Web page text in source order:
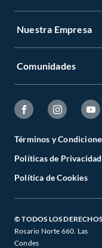
Nuestra Empresa
Comunidades
Términos y
Políticas de Privacidad
Política de Cookies
© TODOS LOS
Rosario Norte 660. Las
Condes